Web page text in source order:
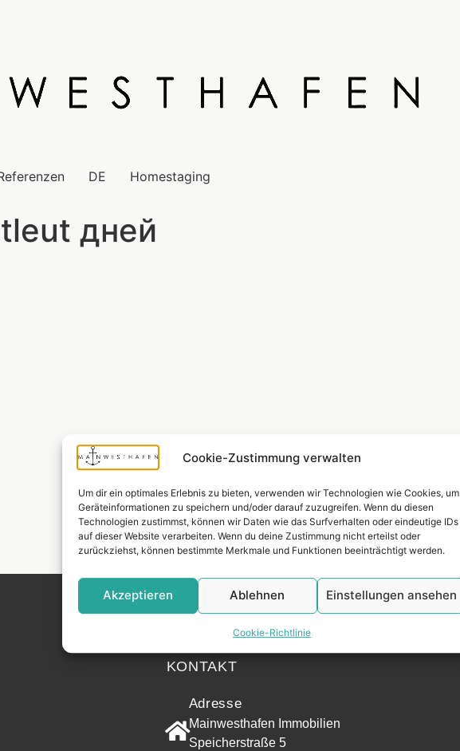
Cookie-Zustimmung verwalten
Um dir ein optimales Erlebnis zu bieten, verwenden wir Technologien wie Cookies, um
Geräteinformationen zu speichern und/oder darauf zuzugreifen. Wenn du diesen
Technologien zustimmst, können wir Daten wie das Surfverhalten oder eindeutige IDs
auf dieser Website verarbeiten. Wenn du deine Zustimmung nicht erteilst oder
zurückziehst, können bestimmte Merkmale und Funktionen beeinträchtigt werden.
Akzeptieren Ablehnen Einstellungen ansehen
Cookie-Richtlinie
DE Homestaging
дней
KONTAKT
Adresse
Mainwesthafen Immobilien
Speicherstraße 5